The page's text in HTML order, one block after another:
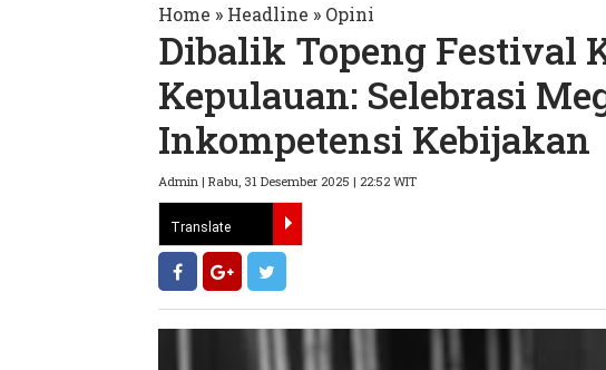
Home » Headline » Opini
Dibalik Topeng Festival
Kepulauan: Selebrasi
Inkompetensi Kebijakan
Admin | Rabu, 31 Desember 2025 | 22:52 WIT